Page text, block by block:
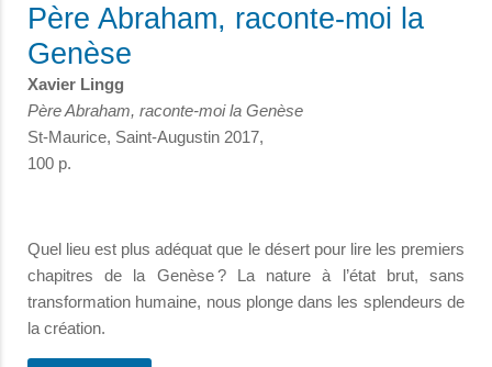
Père Abraham, raconte-moi la
Genèse
Xavier Lingg
Père Abraham, raconte-moi la Genèse
St-Maurice, Saint-Augustin 2017,
100 p.
Quel lieu est plus adéquat que le désert pour lire les premiers
chapitres de la Genèse ? La nature à l’état brut, sans
transformation humaine, nous plonge dans les splendeurs de
la création.